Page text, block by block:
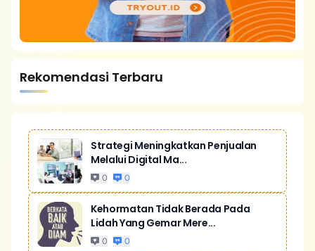
Rekomendasi Terbaru
Strategi Meningkatkan Penjualan
Melalui Digital Ma...
0 0
Kehormatan Tidak Berada Pada
Lidah Yang Gemar Mere...
0 0